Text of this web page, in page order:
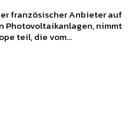
Photovoltaikanlagen, nimmt
teil, die vom...